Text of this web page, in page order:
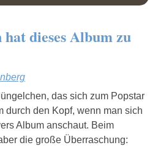
dieses Album zu
das sich zum Popstar
durch den Kopf, wenn man sich
Album anschaut. Beim
die große Überraschung: